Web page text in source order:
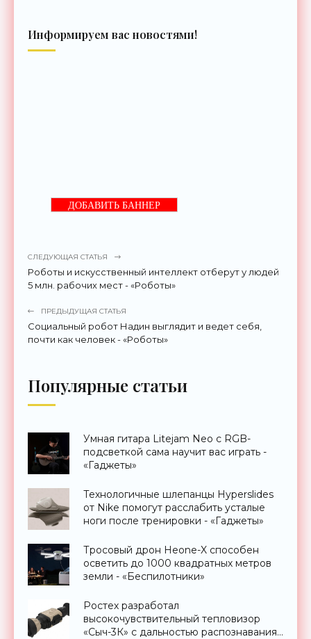
Информируем вас новостями!
ДОБАВИТЬ БАННЕР
СЛЕДУЮЩАЯ СТАТЬЯ
Роботы и искусственный интеллект отберут у людей
5 млн. рабочих мест - «Роботы»
ПРЕДЫДУЩАЯ СТАТЬЯ
Социальный робот Надин выглядит и ведет себя,
почти как человек - «Роботы»
Популярные статьи
Умная гитара Litejam Neo с RGB-
подсветкой сама научит вас играть -
«Гаджеты»
Технологичные шлепанцы Hyperslides
от Nike помогут расслабить усталые
ноги после тренировки - «Гаджеты»
Тросовый дрон Heone-X способен
осветить до 1000 квадратных метров
земли - «Беспилотники»
Ростех разработал
высокочувствительный тепловизор
«Сыч-3К» с дальностью распознавания